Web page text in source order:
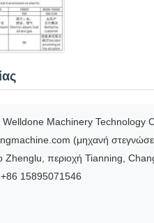
Welldone Machinery Technology
(μηχανή
Zhenglu, περιοχή Tianning,
+86 15895071546